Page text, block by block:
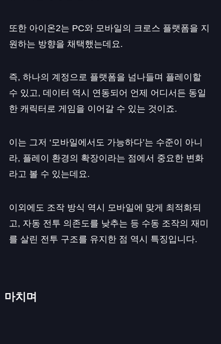
또한 아이온2는 PC와 모바일의 크로스 플랫폼을 지
원하는 방향을 채택했는데요.
즉, 하나의 계정으로 플랫폼을 넘나들며 플레이할
수 있고, 데이터 역시 연동되어 언제 어디서든 동일
한 캐릭터로 게임을 이어갈 수 있는 것이죠.
이는 그저 ‘모바일에서도 가능하다’는 수준이 아니
라, 플레이 환경의 확장이라는 점에서 중요한 변화
라고 볼 수 있는데요.
이외에도 조작 방식 역시 모바일에 맞게 최적화되
고, 자동 전투 의존도를 낮추는 등 수동 조작의 재미
를 살린 전투 구조를 유지한 점 역시 특징입니다.
마치며